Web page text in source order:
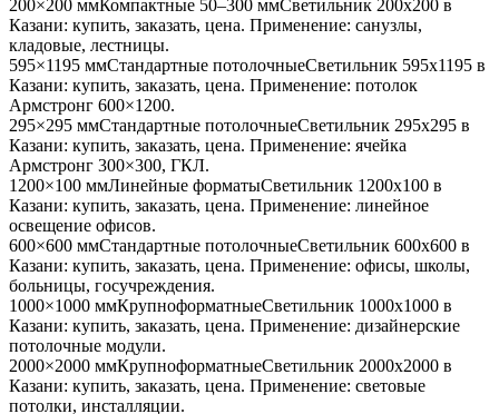
200×200 ммКомпактные 50–300 ммСветильник 200x200 в
Казани: купить, заказать, цена. Применение: санузлы,
кладовые, лестницы.
595×1195 ммСтандартные потолочныеСветильник 595x1195 в
Казани: купить, заказать, цена. Применение: потолок
Армстронг 600×1200.
295×295 ммСтандартные потолочныеСветильник 295x295 в
Казани: купить, заказать, цена. Применение: ячейка
Армстронг 300×300, ГКЛ.
1200×100 ммЛинейные форматыСветильник 1200x100 в
Казани: купить, заказать, цена. Применение: линейное
освещение офисов.
600×600 ммСтандартные потолочныеСветильник 600x600 в
Казани: купить, заказать, цена. Применение: офисы, школы,
больницы, госучреждения.
1000×1000 ммКрупноформатныеСветильник 1000x1000 в
Казани: купить, заказать, цена. Применение: дизайнерские
потолочные модули.
2000×2000 ммКрупноформатныеСветильник 2000x2000 в
Казани: купить, заказать, цена. Применение: световые
потолки, инсталляции.